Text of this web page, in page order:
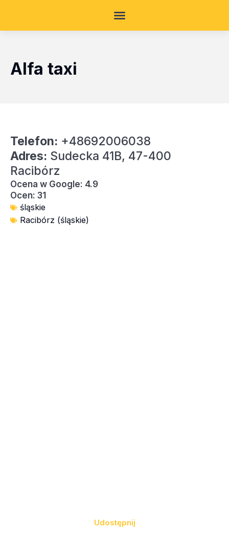
Alfa taxi
Telefon: +48692006038
Adres: Sudecka 41B, 47-400
Racibórz
Ocena w Google: 4.9
Ocen: 31
śląskie
Racibórz (śląskie)
Udostępnij